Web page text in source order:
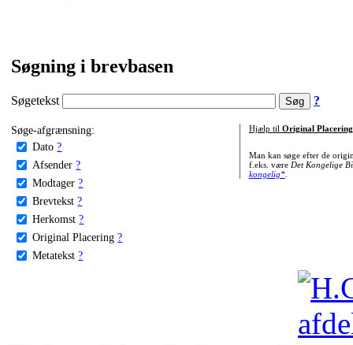
Søgning i brevbasen
Søgetekst ?
Søge-afgrænsning:
Dato ?
Afsender ?
Modtager ?
Brevtekst ?
Herkomst ?
Original Placering ?
Metatekst ?
Hjælp til Original Placering
Man kan søge efter de
f.eks. være Det Kongelige
kongelig*.